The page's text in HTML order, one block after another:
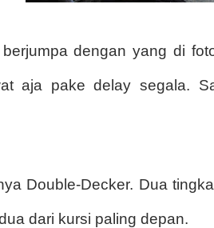
dengan yang di
aja pake delay segala.
Double-Decker. Dua
dari kursi paling depan.